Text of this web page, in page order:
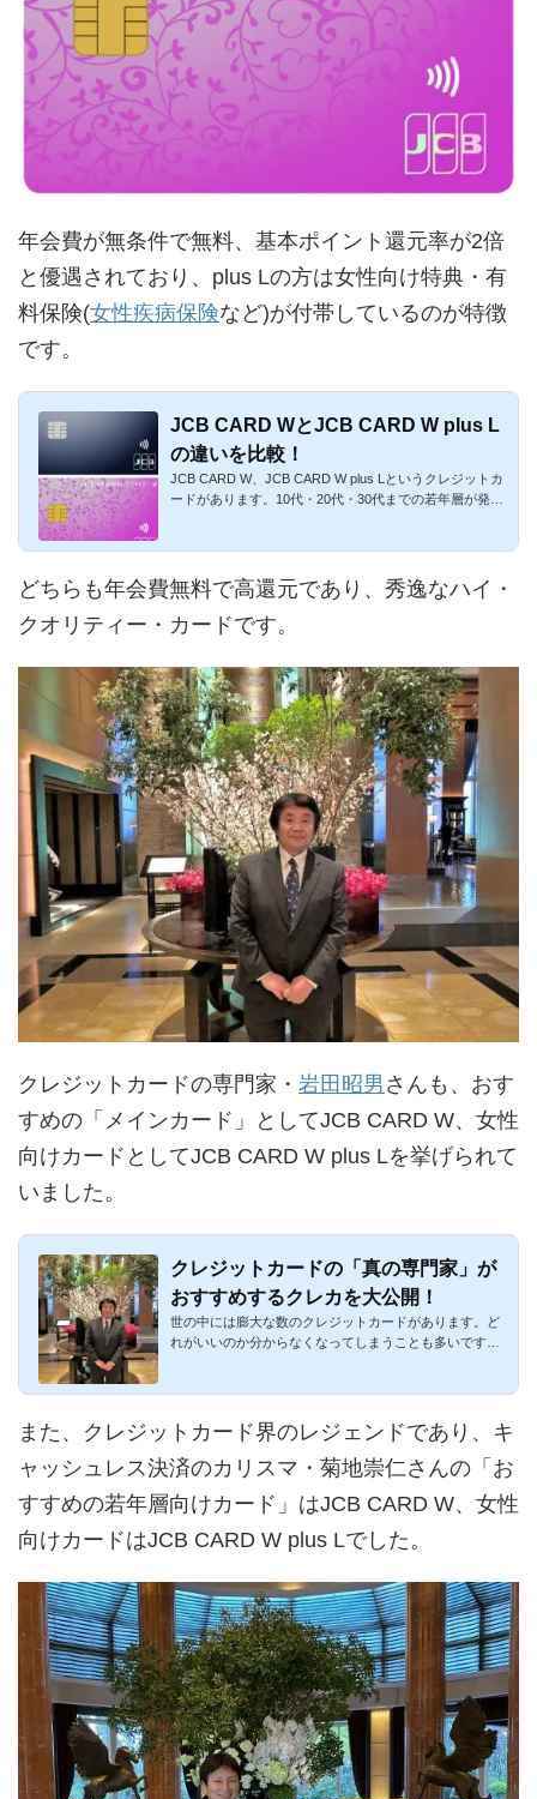
年会費が無条件で無料、基本ポイント還元率が2倍
と優遇されており、plus Lの方は女性向け特典・有
料保険(女性疾病保険など)が付帯しているのが特徴
です。
JCB CARD WとJCB CARD W plus L
の違いを比較！
JCB CARD W、JCB CARD W plus Lというクレジットカ
ードがあります。10代・20代・30代までの若年層が発行
どちらも年会費無料で高還元であり、秀逸なハイ・
クオリティー・カードです。
クレジットカードの専門家・ 岩田昭男 さんも、おす
すめの「メインカード」としてJCB CARD W、女性
向けカードとしてJCB CARD W plus Lを挙げられて
いました。
クレジットカードの「真の専門家」が
おすすめするクレカを大公開！
世の中には膨大な数のクレジットカードがあります。ど
れがいいのか分からなくなってしまうことも多いです
また、クレジットカード界のレジェンドであり、キ
ャッシュレス決済のカリスマ・菊地崇仁さんの「お
すすめの若年層向けカード」はJCB CARD W、女性
向けカードはJCB CARD W plus Lでした。